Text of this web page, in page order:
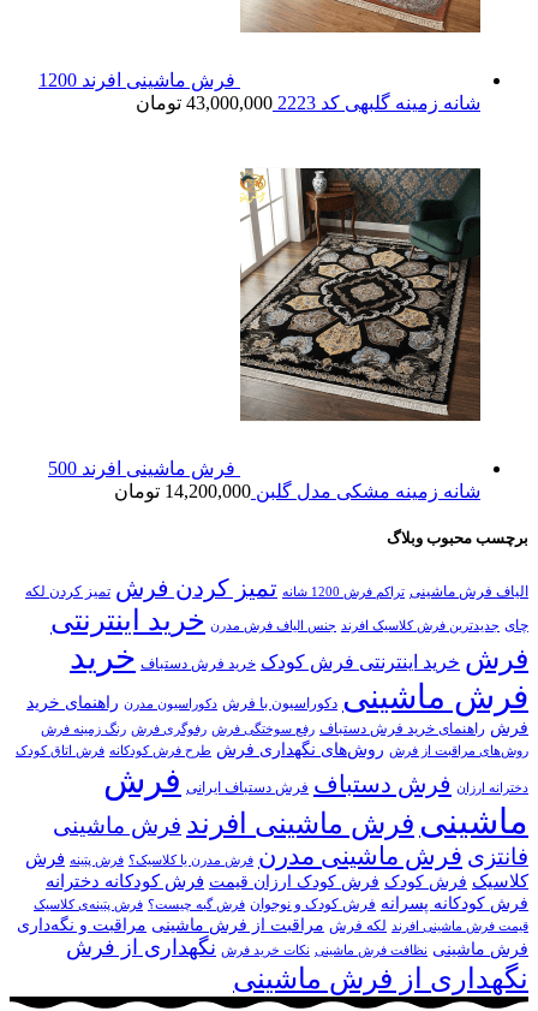
فرش ماشینی افرند 1200
شانه زمینه گلبهی کد 2223
43,000,000 تومان
فرش ماشینی افرند 500
شانه زمینه مشکی مدل گلبن 14,200,000 تومان
برچسب محبوب وبلاگ
الیاف فرش ماشینی تراکم فرش 1200 شانه تمیز کردن فرش تمیز کردن لکه
چای جدیدترین فرش کلاسیک افرند جنس الیاف فرش مدرن خرید اینترنتی
فرش خرید اینترنتی فرش کودک خرید فرش دستباف خرید
فرش ماشینی دکوراسیون با فرش دکوراسیون مدرن راهنمای خرید
فرش راهنمای خرید فرش دستباف رفع سوختگی فرش رفوگری فرش رنگ زمینه فرش
روش‌های مراقبت از فرش روش‌های نگهداری فرش طرح فرش کودکانه فرش اتاق کودک
دخترانه ارزان فرش دستباف فرش دستباف ایرانی فرش
ماشینی فرش ماشینی افرند فرش ماشینی
فانتزی فرش ماشینی مدرن فرش مدرن یا کلاسیک؟ فرش پتینه فرش
کلاسیک فرش کودک فرش کودک ارزان قیمت فرش کودکانه دخترانه
فرش کودکانه پسرانه فرش کودک و نوجوان فرش گبه چیست؟ فرش‌ پتینه‌ی کلاسیک
قیمت فرش ماشینی افرند
لکه فرش مراقبت از فرش ماشینی مراقبت و نگه‌داری
فرش ماشینی نظافت فرش ماشینی نکات خرید فرش نگهداری از فرش
نگهداری از فرش ماشینی